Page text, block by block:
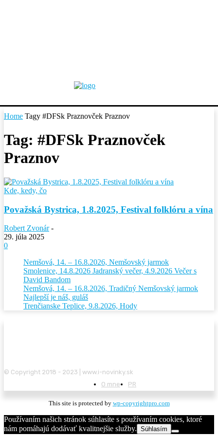
Home Tagy #DFSk Praznovček Praznov
Tag: #DFSk Praznovček
Praznov
Kde, kedy, čo
Považská Bystrica, 1.8.2025, Festival folklóru a vína
Robert Zvonár -
29. júla 2025
0
Nemšová, 14. – 16.8.2026, Nemšovský jarmok
Smolenice, 14.8.2026 Jadranský večer, 4.9.2026 Večer s
David Bandom
Nemšová, 14. – 16.8.2026, Tradičný Nemšovský jarmok
Najlepší je náš, guláš
Trenčianske Teplice, 9.8.2026, Hody
© Copyright 2018 - 2023 | www.i-novinky.sk
O mne
PR
This site is protected by wp-copyrightpro.com
Používaním našich stránok súhlasíte s používaním cookies, ktoré
nám pomáhajú dodávať kvalitnejšie služby. Súhlasím